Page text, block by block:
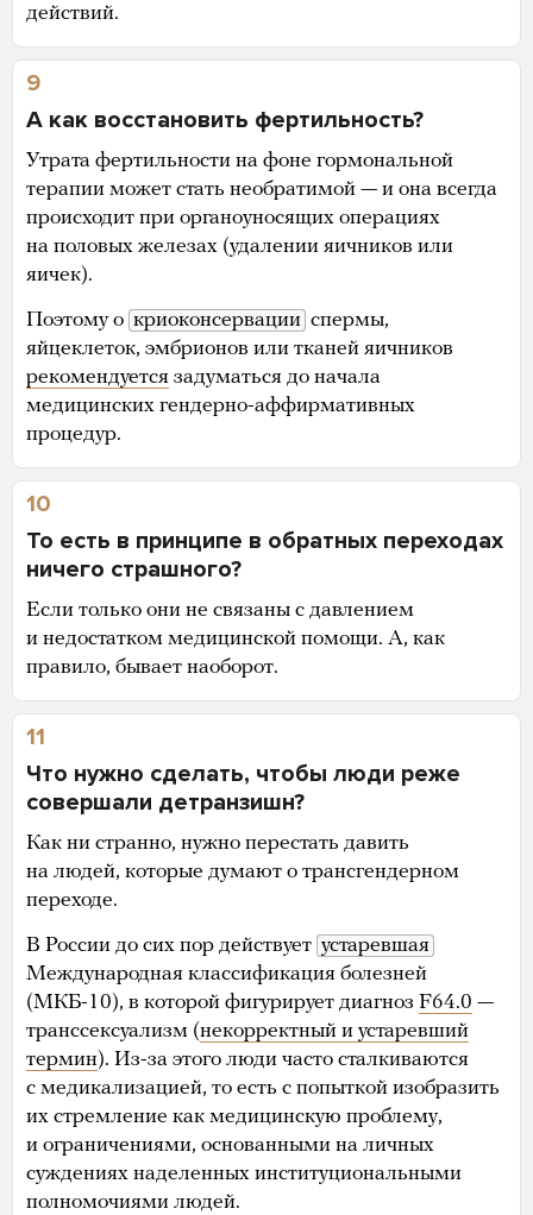
действий.
9
А как восстановить фертильность?
Утрата фертильности на фоне гормональной
терапии может стать необратимой — и она всегда
происходит при органоуносящих операциях
на половых железах (удалении яичников или
яичек).
Поэтому о криоконсервации спермы,
яйцеклеток, эмбрионов или тканей яичников
рекомендуется задуматься до начала
медицинских гендерно-аффирмативных
процедур.
10
То есть в принципе в обратных переходах
ничего страшного?
Если только они не связаны с давлением
и недостатком медицинской помощи. А, как
правило, бывает наоборот.
11
Что нужно сделать, чтобы люди реже
совершали детранзишн?
Как ни странно, нужно перестать давить
на людей, которые думают о трансгендерном
переходе.
В России до сих пор действует устаревшая
Международная классификация болезней
(МКБ-10), в которой фигурирует диагноз F64.0 —
транссексуализм (некорректный и устаревший
термин). Из-за этого люди часто сталкиваются
с медикализацией, то есть с попыткой изобразить
их стремление как медицинскую проблему,
и ограничениями, основанными на личных
суждениях наделенных институциональными
полномочиями людей.